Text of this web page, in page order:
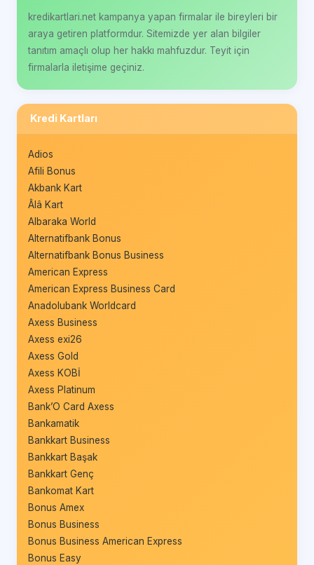
kredikartlari.net kampanya yapan firmalar ile bireyleri bir
araya getiren platformdur. Sitemizde yer alan bilgiler
tanıtım amaçlı olup her hakkı mahfuzdur. Teyit için
firmalarla iletişime geçiniz.
Kredi Kartları
Adios
Afili Bonus
Akbank Kart
Âlâ Kart
Albaraka World
Alternatifbank Bonus
Alternatifbank Bonus Business
American Express
American Express Business Card
Anadolubank Worldcard
Axess Business
Axess exi26
Axess Gold
Axess KOBİ
Axess Platinum
Bank’O Card Axess
Bankamatik
Bankkart Business
Bankkart Başak
Bankkart Genç
Bankomat Kart
Bonus Amex
Bonus Business
Bonus Business American Express
Bonus Easy